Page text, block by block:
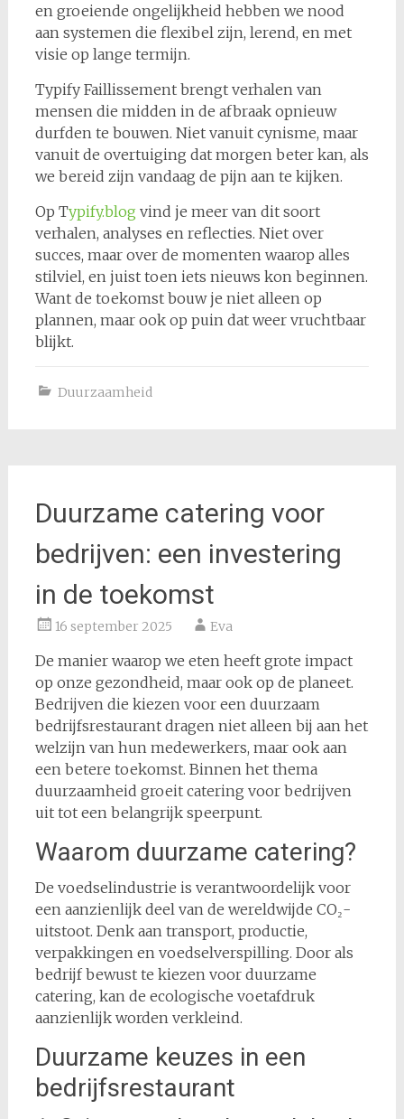
en groeiende ongelijkheid hebben we nood
aan systemen die flexibel zijn, lerend, en met
visie op lange termijn.
Typify Faillissement brengt verhalen van
mensen die midden in de afbraak opnieuw
durfden te bouwen. Niet vanuit cynisme, maar
vanuit de overtuiging dat morgen beter kan, als
we bereid zijn vandaag de pijn aan te kijken.
Op Typify.blog vind je meer van dit soort
verhalen, analyses en reflecties. Niet over
succes, maar over de momenten waarop alles
stilviel, en juist toen iets nieuws kon beginnen.
Want de toekomst bouw je niet alleen op
plannen, maar ook op puin dat weer vruchtbaar
blijkt.
Duurzaamheid
Duurzame catering voor
bedrijven: een investering
in de toekomst
16 september 2025 Eva
De manier waarop we eten heeft grote impact
op onze gezondheid, maar ook op de planeet.
Bedrijven die kiezen voor een duurzaam
bedrijfsrestaurant dragen niet alleen bij aan het
welzijn van hun medewerkers, maar ook aan
een betere toekomst. Binnen het thema
duurzaamheid groeit catering voor bedrijven
uit tot een belangrijk speerpunt.
Waarom duurzame catering?
De voedselindustrie is verantwoordelijk voor
een aanzienlijk deel van de wereldwijde CO₂-
uitstoot. Denk aan transport, productie,
verpakkingen en voedselverspilling. Door als
bedrijf bewust te kiezen voor duurzame
catering, kan de ecologische voetafdruk
aanzienlijk worden verkleind.
Duurzame keuzes in een
bedrijfsrestaurant